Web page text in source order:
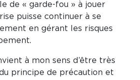
de « garde-fou » à jouer
puisse continuer à se
en gérant les risques
à mon sens d’être très
principe de précaution et